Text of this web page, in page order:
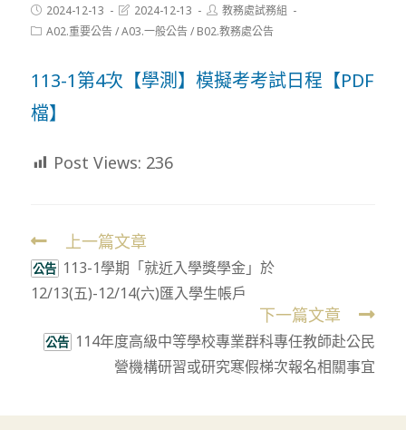
Post
published:
2024-12-13
Post
modified:
2024-12-13
Post
author:
教務處試務組
PostA02.重要公告/A03.一般公告/ B02.教務處公告
113-1第4次【學測】模擬考考試日程【PDF
檔】
Post Views: 236
Read
more
articles
上一篇文章
公告 113-1學期「就近入學獎學金」於
12/13(五)-12/14(六)匯入學生帳戶
下一篇文章
公告 114年度高級中等學校專業群科專任教師赴公民
營機構研習或研究寒假梯次報名相關事宜